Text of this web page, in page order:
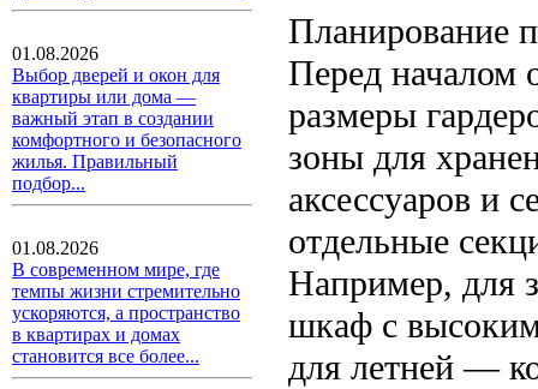
01.08.2026
Выбор дверей и окон для
квартиры или дома —
важный этап в создании
комфортного и безопасного
жилья. Правильный
подбор...
01.08.2026
В современном мире, где
темпы жизни стремительно
ускоряются, а пространство
в квартирах и домах
становится все более...
Планирование
Перед началом
размеры
зоны для
аксессуаров и
отдельные
Например, для
шкаф с
для летней —